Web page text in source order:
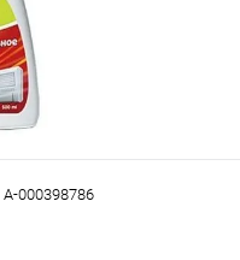
А-000398786